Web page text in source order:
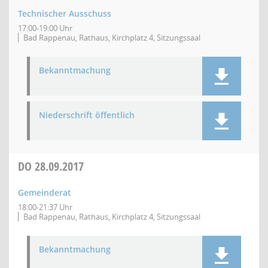
Technischer Ausschuss
17:00-19:00 Uhr
Bad Rappenau, Rathaus, Kirchplatz 4, Sitzungssaal
Bekanntmachung
Niederschrift öffentlich
DO 28.09.2017
Gemeinderat
18:00-21:37 Uhr
Bad Rappenau, Rathaus, Kirchplatz 4, Sitzungssaal
Bekanntmachung